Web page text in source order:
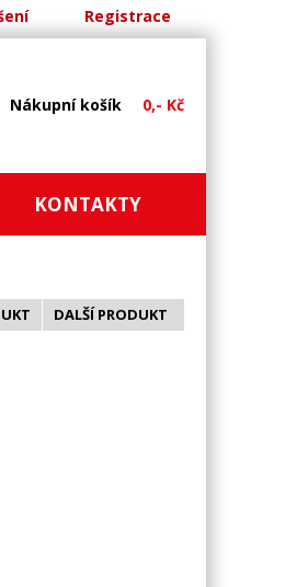
Registrace
Nákupní košík 0,- Kč
KONTAKTY
DALŠÍ PRODUKT